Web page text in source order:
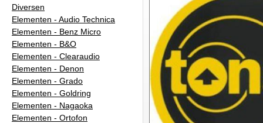
Diversen
Elementen - Audio Technica
Elementen - Benz Micro
Elementen - B&O
Elementen - Clearaudio
Elementen - Denon
Elementen - Grado
Elementen - Goldring
Elementen - Nagaoka
Elementen - Ortofon